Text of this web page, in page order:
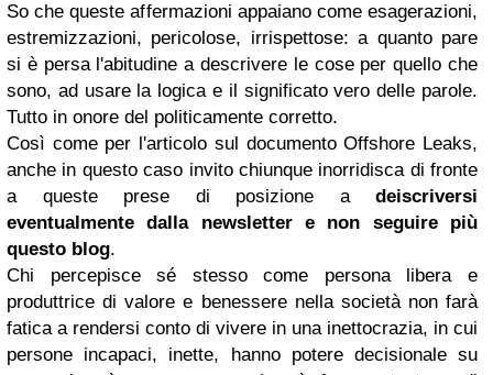
So che queste affermazioni appaiano come esagerazioni,
estremizzazioni, pericolose, irrispettose: a quanto pare
si è persa l'abitudine a descrivere le cose per quello che
sono, ad usare la logica e il significato vero delle parole.
Tutto in onore del politicamente corretto.
Così come per l'articolo sul documento Offshore Leaks,
anche in questo caso invito chiunque inorridisca di fronte
a queste prese di posizione a deiscriversi
eventualmente dalla newsletter e non seguire più
questo blog.
Chi percepisce sé stesso come persona libera e
produttrice di valore e benessere nella società non farà
fatica a rendersi conto di vivere in una inettocrazia, in cui
persone incapaci, inette, hanno potere decisionale su